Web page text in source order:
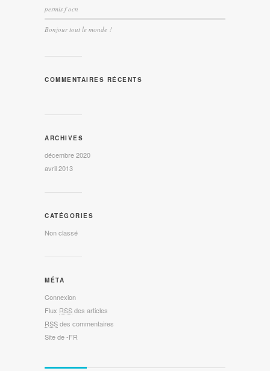
permis f ocn
Bonjour tout le monde !
COMMENTAIRES RÉCENTS
ARCHIVES
décembre 2020
avril 2013
CATÉGORIES
Non classé
MÉTA
Connexion
Flux RSSdes articles
RSSdes commentaires
Site de -FR